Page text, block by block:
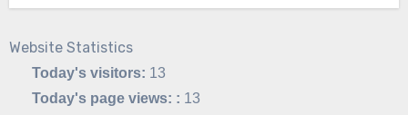
Website Statistics
Today's visitors: 13
Today's page views: : 13